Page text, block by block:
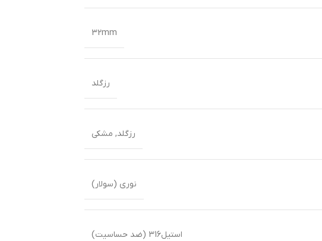
32mm
رزگلد
رزگلد, مشکی
نوری (سولار)
استیل316 (ضد حساسیت)